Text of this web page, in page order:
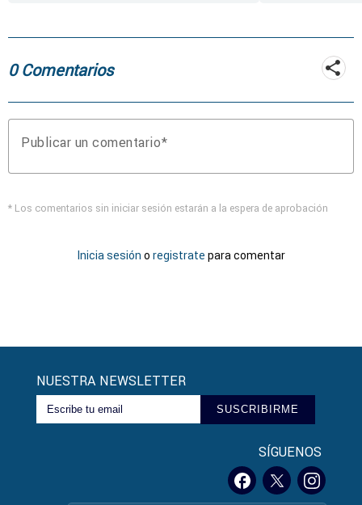
0 Comentarios
Publicar un comentario
* Los comentarios sin iniciar sesión estarán a la espera de aprobación
Inicia sesión o registrate para comentar
NUESTRA NEWSLETTER
SUSCRIBIRME
SÍGUENOS